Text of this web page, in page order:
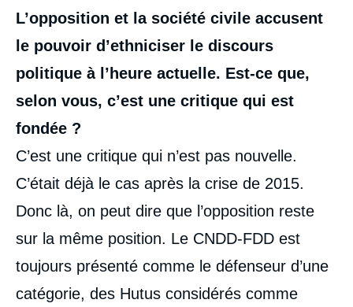
L’opposition et la société civile accusent
le pouvoir d’ethniciser le discours
politique à l’heure actuelle. Est-ce que,
selon vous, c’est une critique qui est
fondée ?
C’est une critique qui n’est pas nouvelle.
C’était déjà le cas après la crise de 2015.
Donc là, on peut dire que l’opposition reste
sur la même position. Le CNDD-FDD est
toujours présenté comme le défenseur d’une
catégorie, des Hutus considérés comme